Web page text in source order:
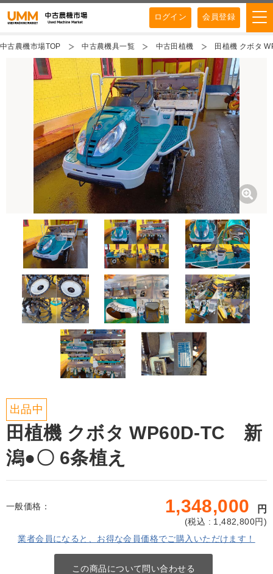
ログイン 会員登録
中古農機市場TOP 中古農機具一覧 中古田植機 田植機 クボタ
出品中
田植機 クボタ WP60D-TC 新
潟●〇 6条植え
一般価格： 1,348,000 円
(税込 : 1,482,800円)
業者会員になると、お得な会員価格でご購入いただけます！
この商品について問い合わせる